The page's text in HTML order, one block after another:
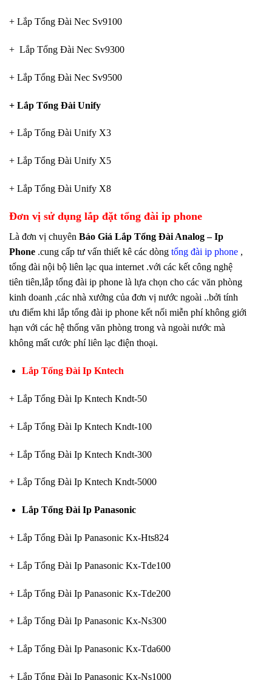
+ Lắp Tổng Đài Nec Sv9100
+ Lắp Tổng Đài Nec Sv9300
+ Lắp Tổng Đài Nec Sv9500
+ Lắp Tổng Đài Unify
+ Lắp Tổng Đài Unify X3
+ Lắp Tổng Đài Unify X5
+ Lắp Tổng Đài Unify X8
Đơn vị sử dụng lắp đặt tổng đài ip phone
Là đơn vị chuyên Báo Giá Lắp Tổng Đài Analog – Ip
Phone .cung cấp tư vấn thiết kê các dòng tổng đài ip phone ,
tổng đài nội bộ liên lạc qua internet .với các kết công nghệ
tiên tiên,lắp tổng đài ip phone là lựa chọn cho các văn phòng
kinh doanh ,các nhà xưởng của đơn vị nước ngoài ..bởi tính
ưu điểm khi lắp tổng đài ip phone kết nối miễn phí không giới
hạn với các hệ thống văn phòng trong và ngoài nước mà
không mất cước phí liên lạc điện thoại.
Lắp Tổng Đài Ip Kntech
+ Lắp Tổng Đài Ip Kntech Kndt-50
+ Lắp Tổng Đài Ip Kntech Kndt-100
+ Lắp Tổng Đài Ip Kntech Kndt-300
+ Lắp Tổng Đài Ip Kntech Kndt-5000
Lắp Tổng Đài Ip Panasonic
+ Lắp Tổng Đài Ip Panasonic Kx-Hts824
+ Lắp Tổng Đài Ip Panasonic Kx-Tde100
+ Lắp Tổng Đài Ip Panasonic Kx-Tde200
+ Lắp Tổng Đài Ip Panasonic Kx-Ns300
+ Lắp Tổng Đài Ip Panasonic Kx-Tda600
+ Lắp Tổng Đài Ip Panasonic Kx-Ns1000